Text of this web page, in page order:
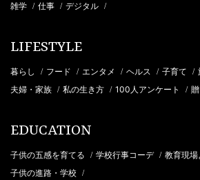
雑学 / 仕事 / デジタル /
LIFESTYLE
暮らし / フード / エンタメ / ヘルス / 子育て /
夫婦・家族 / 私の生き方 / 100人アンケート /
EDUCATION
子供の五感を育てる / 学校行事コーデ / 教育現場
子供の進路・学校 /